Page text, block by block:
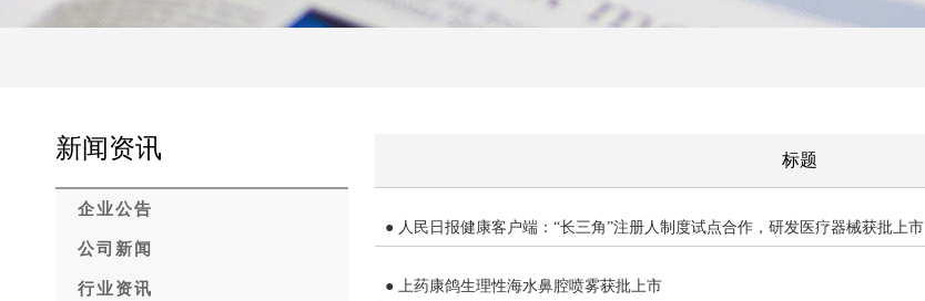
新闻资讯
企业公告
公司新闻
行业资讯
标题
● 人民日报健康客户端：“长三角”注册人制度试点合作，研发医疗器械获批上市
● 上药康鸽生理性海水鼻腔喷雾获批上市